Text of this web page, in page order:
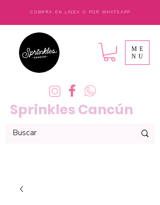
COMPRA EN LINEA O POR WHATSAPP
Sprinkles Cancún
ME
NU